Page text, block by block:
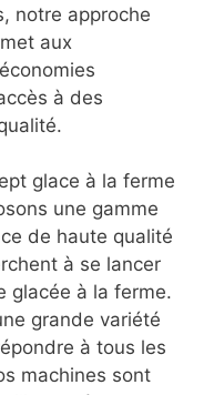
notre approche
aux
à des
glace à la ferme
une gamme
de haute qualité
à se lancer
glacée à la ferme.
grande variété
à tous les
machines sont